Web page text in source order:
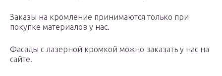
Заказы на кромление принимаются только при
покупке материалов у нас.
Фасады с лазерной кромкой можно заказать у нас на
сайте.